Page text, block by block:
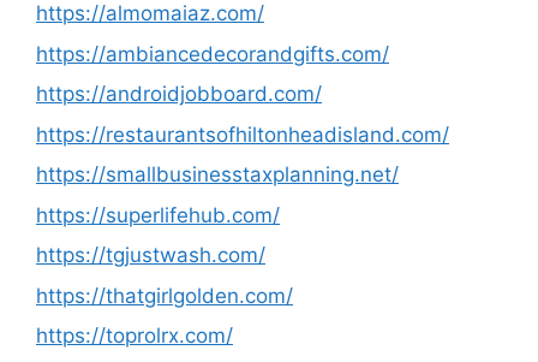
https://almomaiaz.com/
https://ambiancedecorandgifts.com/
https://androidjobboard.com/
https://restaurantsofhiltonheadisland.com/
https://smallbusinesstaxplanning.net/
https://superlifehub.com/
https://tgjustwash.com/
https://thatgirlgolden.com/
https://toprolrx.com/